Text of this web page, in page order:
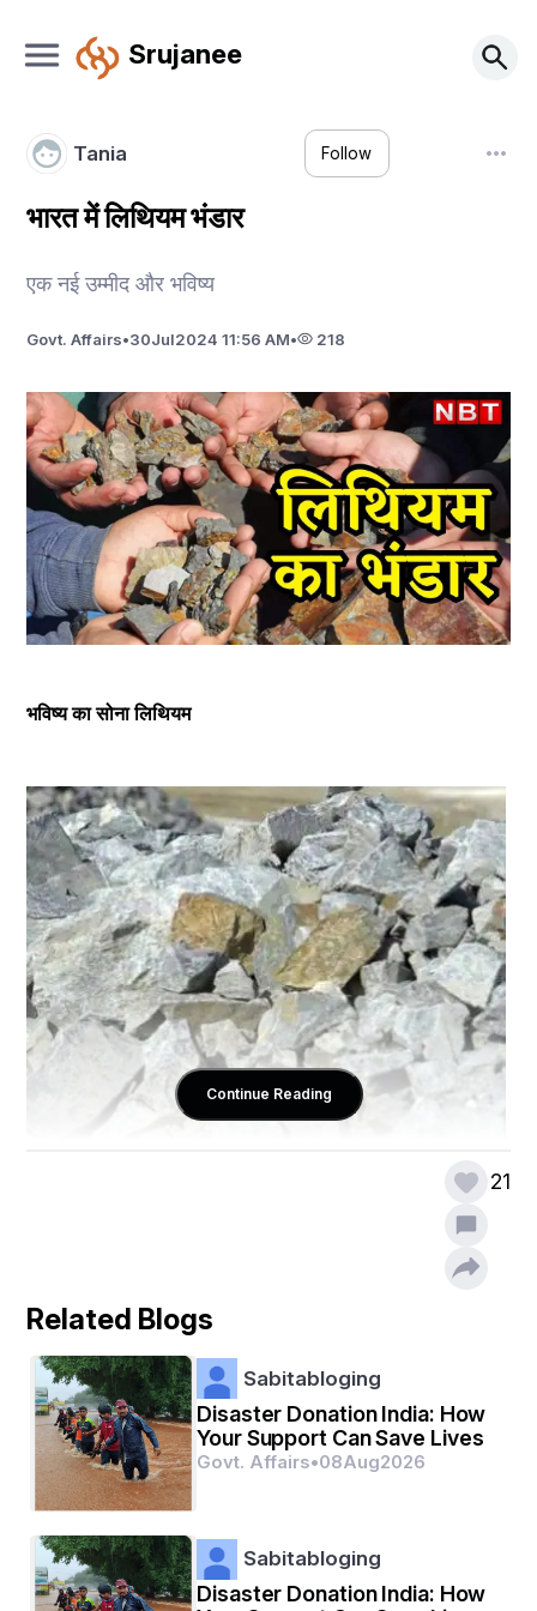
Srujanee
Tania Follow
भारत में लिथियम भंडार
एक नई उम्मीद और भविष्य
Govt. Affairs•30Jul2024 11:56 AM• 218
भविष्य का सोना लिथियम
#लिथियम एक ऐसी धातु है जो प्रकृति का ही
एक तत्व है।
#लिथियम सबसे हल्की ठोस धातु है।
# लिथियम बहुत हलका होता है और इसे आसानी से चाकू से काटा जा
सकता है।
Continue Reading
21
Related Blogs
Sabitabloging
Disaster Donation India: How
Your Support Can Save Lives
Govt. Affairs•08Aug2026
Sabitabloging
Disaster Donation India: How